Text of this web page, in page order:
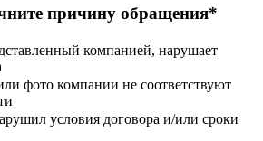
причину обращения*
компанией, нарушает
фото компании не соответствуют
условия договора и/или сроки